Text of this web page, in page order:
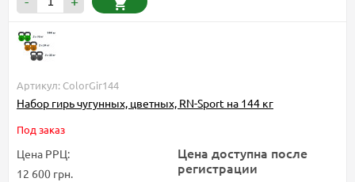
Артикул: ColorGir144
Набор гирь чугунных, цветных, RN-Sport на 144 кг
Под заказ
Цена РРЦ:
12 600 грн.
Цена доступна после
регистрации